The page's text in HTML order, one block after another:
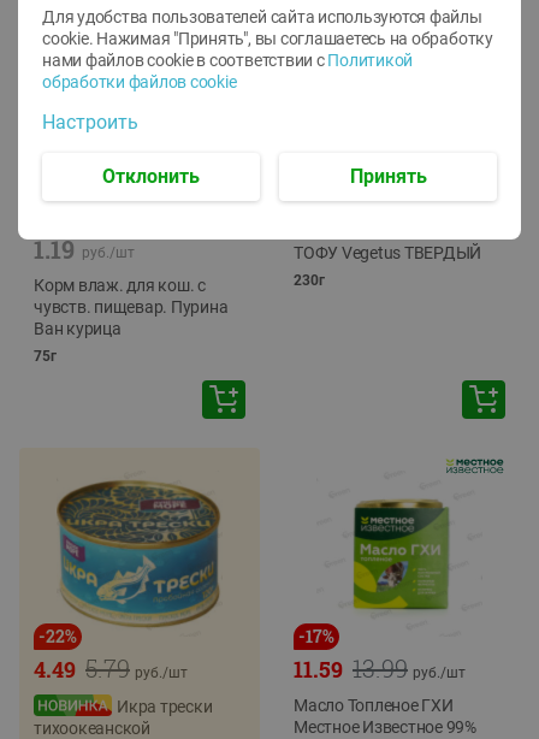
1.19 руб./шт
Корм влаж. для кош. с
чувств. пищевар. Пурина
Ван курица
75г
ТОФУ Vegetus ТВЕРДЫЙ
230г
-22%
5.79
4.49 руб./шт
Икра трески
тихоокеанской
-17%
13.99
11.59 руб./шт
Масло Топленое ГХИ
Местное Известное 99%
Для удобства пользователей сайта используются файлы
cookie. Нажимая "Принять", вы соглашаетесь на обработку
нами файлов cookie в соответствии с Политикой
обработки файлов cookie
Настроить
Отклонить Принять